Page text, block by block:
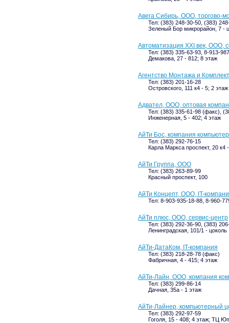
Авега Сибирь, ООО, торгово-
Тел: (383) 248-30-50, (383)
Зеленый Бор микрорайон, 7 -
Автоматизация XXI век, ООО,
Тел: (383) 335-63-93, 8-913-
Демакова, 27 - 812; 8 этаж
Агентство Монтажа и
Тел: (383) 201-16-28
Островского, 111 к4 - 5; 2 этаж
Адвател, ООО, оптовая
Тел: (383) 335-61-98 (факс),
Инженерная, 5 - 402; 4 этаж
АйТи Бос, компания
Тел: (383) 292-76-15
Карла Маркса проспект, 20 к4
АйТи Группа, ООО
Тел: (383) 263-89-99
Красный проспект, 100
АйТи Концепт, ООО, IT-
Тел: 8-903-935-18-88, 8-960-
АйТи плюс, ООО, сервис-центр
Тел: (383) 292-36-90, (383)
Ленинградская, 101/1 - цоколь
АйТи-ДатаКом, IT-компания
Тел: (383) 218-28-78 (факс)
Фабричная, 4 - 415; 4 этаж
АйТи-Лайн, ООО, компания
Тел: (383) 299-86-14
Дачная, 35а - 1 этаж
АйТи-Лайнер, компьютерный
Тел: (383) 292-97-59
Гоголя, 15 - 408; 4 этаж; ТЦ